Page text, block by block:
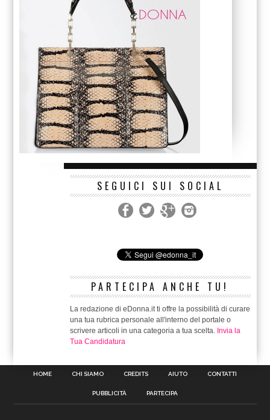
SEGUICI SUI SOCIAL
PARTECIPA ANCHE TU!
La redazione di eDonna.it ti offre la possibilità di curare
una tua rubrica personale all'interno del portale o
scrivere articoli in una categoria a tua scelta. Invia la
Tua Candidatura
HOME CHI SIAMO CREDITS AIUTO CONTATTI
PUBBLICITÀ PARTECIPA